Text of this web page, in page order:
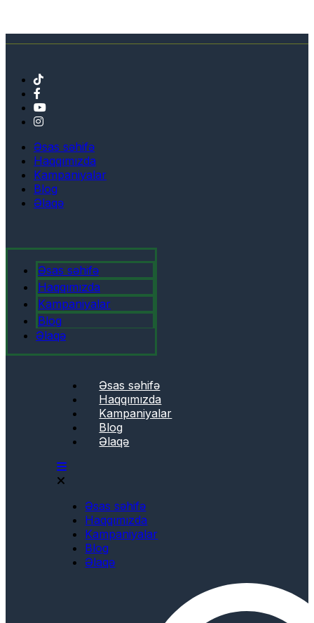
Əsas səhifə
Haqqımızda
Kampaniyalar
Blog
Əlaqə
Əsas səhifə
Haqqımızda
Kampaniyalar
Blog
Əlaqə
Əsas səhifə
Haqqımızda
Kampaniyalar
Blog
Əlaqə
Əsas səhifə
Haqqımızda
Kampaniyalar
Blog
Əlaqə